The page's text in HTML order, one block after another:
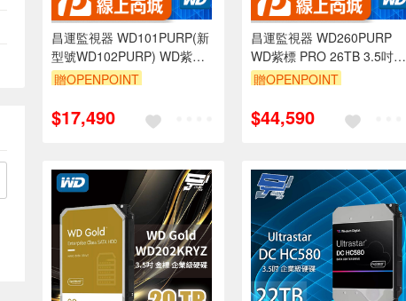
昌運監視器 WD101PURP(新
型號WD102PURP) WD紫標
PRO 10TB 3.5吋監控專用(系
贈OPENPOINT
$17,490
昌運監視器 WD260PURP
WD紫標 PRO 26TB 3.5吋監
控專用(系統)硬碟
贈OPENPOINT
$44,590